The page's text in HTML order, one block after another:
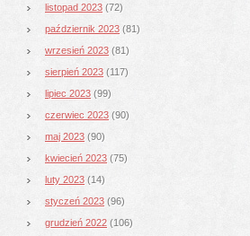
listopad 2023 (72)
październik 2023 (81)
wrzesień 2023 (81)
sierpień 2023 (117)
lipiec 2023 (99)
czerwiec 2023 (90)
maj 2023 (90)
kwiecień 2023 (75)
luty 2023 (14)
styczeń 2023 (96)
grudzień 2022 (106)